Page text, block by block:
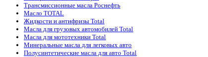
Трансмиссионные масла Роснефть
Масло TOTAL
Жидкости и антифризы Total
Масла для грузовых автомобилей Total
Масла для мототехники Total
Минеральные масла для легковых авто
Полусинтетические масла для авто Total